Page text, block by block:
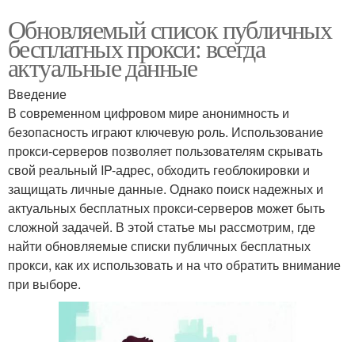
Обновляемый список публичных
бесплатных прокси: всегда
актуальные данные
Введение
В современном цифровом мире анонимность и
безопасность играют ключевую роль. Использование
прокси-серверов позволяет пользователям скрывать
свой реальный IP-адрес, обходить геоблокировки и
защищать личные данные. Однако поиск надежных и
актуальных бесплатных прокси-серверов может быть
сложной задачей. В этой статье мы рассмотрим, где
найти обновляемые списки публичных бесплатных
прокси, как их использовать и на что обратить внимание
при выборе.